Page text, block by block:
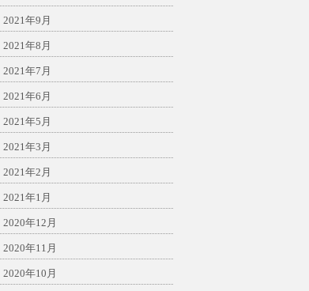
2021年9月
2021年8月
2021年7月
2021年6月
2021年5月
2021年3月
2021年2月
2021年1月
2020年12月
2020年11月
2020年10月